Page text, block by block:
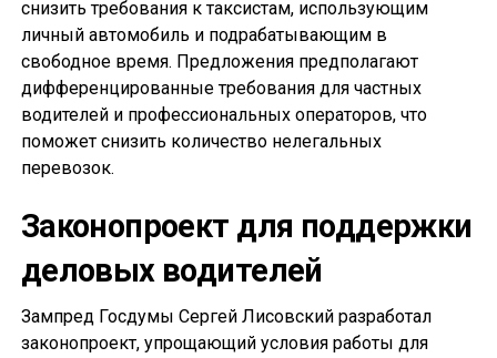
снизить требования к таксистам, использующим
личный автомобиль и подрабатывающим в
свободное время. Предложения предполагают
дифференцированные требования для частных
водителей и профессиональных операторов, что
поможет снизить количество нелегальных
перевозок.
Законопроект для поддержки
деловых водителей
Зампред Госдумы Сергей Лисовский разработал
законопроект, упрощающий условия работы для